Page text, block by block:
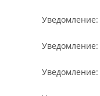
Уведомление:
Уведомление:
Уведомление: